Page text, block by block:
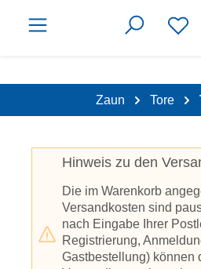
Zaun Tore
Hinweis zu den
Die im Warenkorb
Versandkosten sind
nach Eingabe Ihrer
Registrierung,
Gastbestellung) können